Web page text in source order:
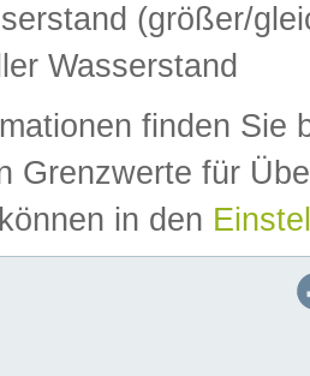
(größer/
Wasserstand
finden Sie
Grenzwerte für
in den